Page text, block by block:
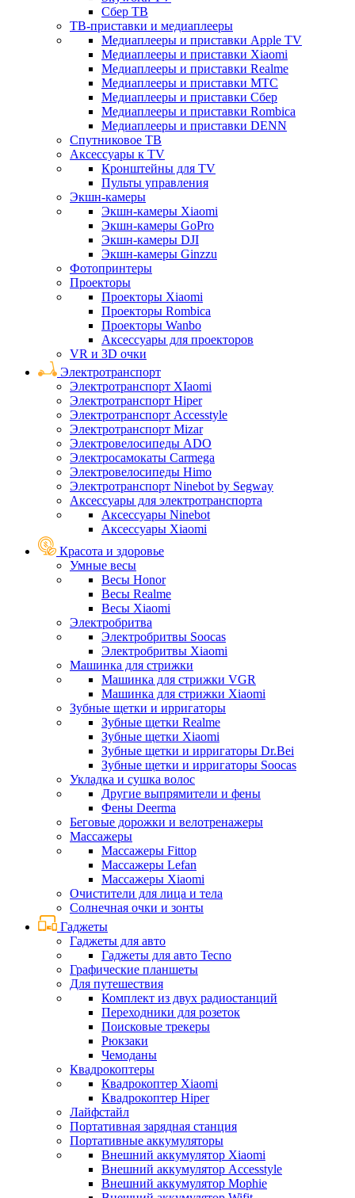
Сбер ТВ
ТВ-приставки и медиаплееры
Медиаплееры и приставки Apple TV
Медиаплееры и приставки Xiaomi
Медиаплееры и приставки Realme
Медиаплееры и приставки МТС
Медиаплееры и приставки Сбер
Медиаплееры и приставки Rombica
Медиаплееры и приставки DENN
Спутниковое ТВ
Аксессуары к TV
Кронштейны для TV
Пульты управления
Экшн-камеры
Экшн-камеры Xiaomi
Экшн-камеры GoPro
Экшн-камеры DJI
Экшн-камеры Ginzzu
Фотопринтеры
Проекторы
Проекторы Xiaomi
Проекторы Rombica
Проекторы Wanbo
Аксессуары для проекторов
VR и 3D очки
Электротранспорт
Электротранспорт XIaomi
Электротранспорт Hiper
Электротранспорт Accesstyle
Электротранспорт Mizar
Электровелосипеды ADO
Электросамокаты Carmega
Электровелосипеды Himo
Электротранспорт Ninebot by Segway
Аксессуары для электротранспорта
Аксессуары Ninebot
Аксессуары Xiaomi
Красота и здоровье
Умные весы
Весы Honor
Весы Realme
Весы Xiaomi
Электробритва
Электробритвы Soocas
Электробритвы Xiaomi
Машинка для стрижки
Машинка для стрижки VGR
Машинка для стрижки Xiaomi
Зубные щетки и ирригаторы
Зубные щетки Realme
Зубные щетки Xiaomi
Зубные щетки и ирригаторы Dr.Bei
Зубные щетки и ирригаторы Soocas
Укладка и сушка волос
Другие выпрямители и фены
Фены Deerma
Беговые дорожки и велотренажеры
Массажеры
Массажеры Fittop
Массажеры Lefan
Массажеры Xiaomi
Очистители для лица и тела
Солнечная очки и зонты
Гаджеты
Гаджеты для авто
Гаджеты для авто Tecno
Графические планшеты
Для путешествия
Комплект из двух радиостанций
Переходники для розеток
Поисковые трекеры
Рюкзаки
Чемоданы
Квадрокоптеры
Квадрокоптер Xiaomi
Квадрокоптер Hiper
Лайфстайл
Портативная зарядная станция
Портативные аккумуляторы
Внешний аккумулятор Xiaomi
Внешний аккумулятор Accesstyle
Внешний аккумулятор Mophie